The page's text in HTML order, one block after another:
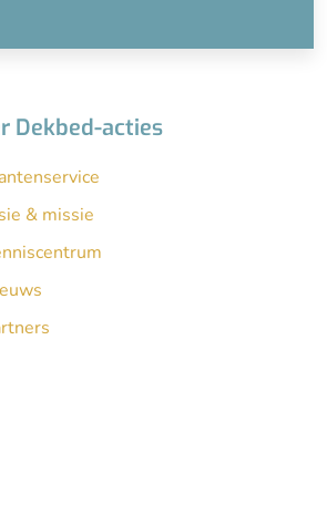
Dekbed-acties
& missie